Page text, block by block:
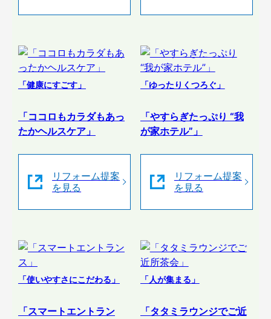
「健康にすごす」
「ココロもカラダもあっ
たかヘルスケア」
リフォーム提案
を見る
「ゆったりくつろぐ」
「やすらぎたっぷり “我
が家ホテル”」
リフォーム提案
を見る
「使いやすさにこだわる」
「スマートエントラン
「人が集まる」
「タタミラウンジでご近